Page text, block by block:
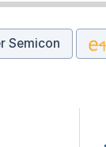
Semicon